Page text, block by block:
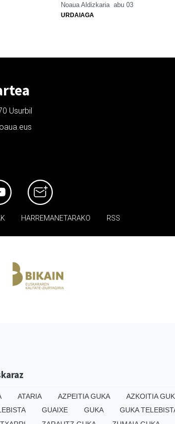
Noaua Aldizkaria abu 03
URDAIAGA
Usurbil
HARREMANETARAKO RSS
ATARIA AZPEITIA GUKA AZKOITIA
GUAIXE GUKA GUKA